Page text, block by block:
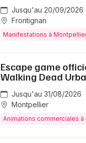
Jusqu'au 20/09/2026
Frontignan
Manifestations à
Escape game
Walking Dead
Jusqu'au 31/08/2026
Montpellier
Animations commerciales